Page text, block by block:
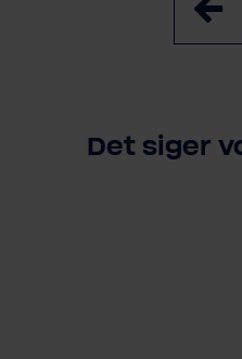
Det siger